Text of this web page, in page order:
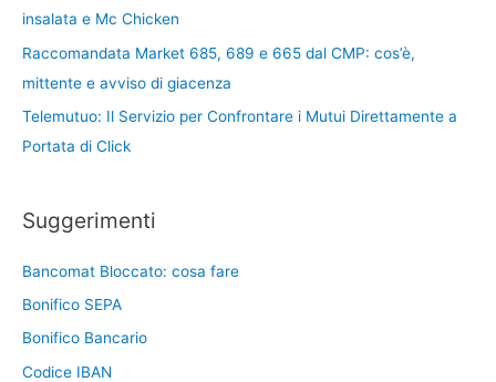
insalata e Mc Chicken
Raccomandata Market 685, 689 e 665 dal CMP: cos’è,
mittente e avviso di giacenza
Telemutuo: Il Servizio per Confrontare i Mutui Direttamente a
Portata di Click
Suggerimenti
Bancomat Bloccato: cosa fare
Bonifico SEPA
Bonifico Bancario
Codice IBAN